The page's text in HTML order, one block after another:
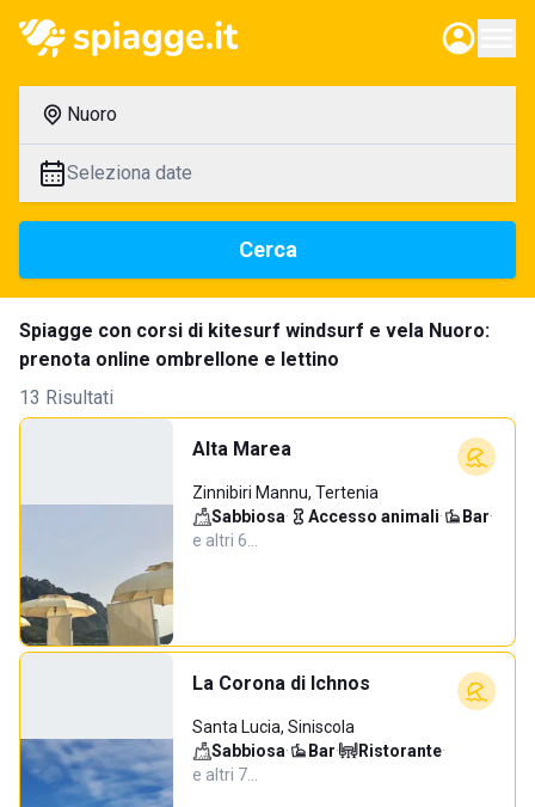
Nuoro
Seleziona date
Cerca
Spiagge con corsi di kitesurf windsurf e vela Nuoro:
prenota online ombrellone e lettino
13 Risultati
Alta Marea
Zinnibiri Mannu, Tertenia
Sabbiosa· Accesso animali· Bar·
e altri 6…
La Corona di Ichnos
Santa Lucia, Siniscola
Sabbiosa· Bar· Ristorante·
e altri 7…